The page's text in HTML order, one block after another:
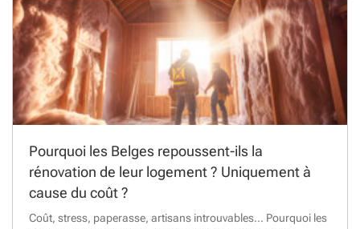
Pourquoi les Belges repoussent-ils la
rénovation de leur logement ? Uniquement à
cause du coût ?
Coût, stress, paperasse, artisans introuvables… Pourquoi les